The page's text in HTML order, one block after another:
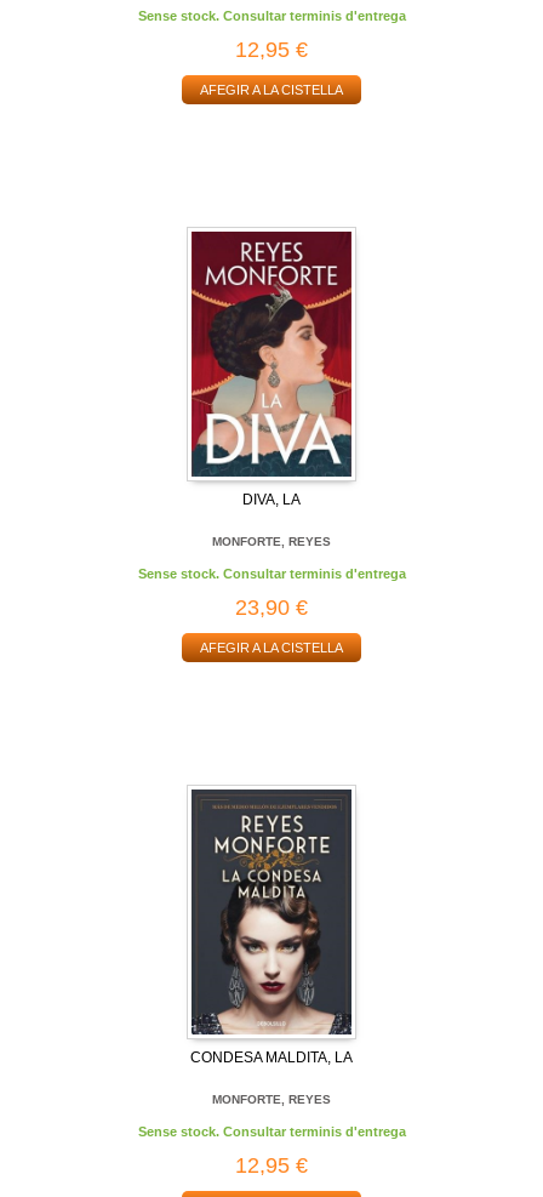
Sense stock. Consultar terminis d'entrega
12,95 €
AFEGIR A LA CISTELLA
DIVA, LA
MONFORTE, REYES
Sense stock. Consultar terminis d'entrega
23,90 €
AFEGIR A LA CISTELLA
CONDESA MALDITA, LA
MONFORTE, REYES
Sense stock. Consultar terminis d'entrega
12,95 €